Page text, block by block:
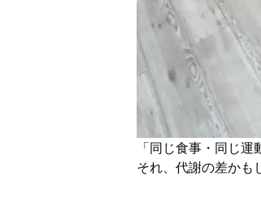
「同じ食事・同じ
それ、代謝の差かも